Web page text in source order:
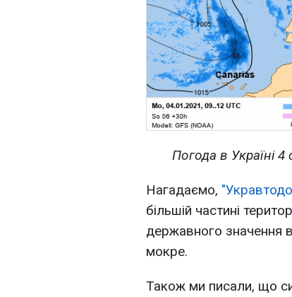
Погода в Україні
Нагадаємо,
більшій частині
державного значення
мокре.
Також ми писали, що